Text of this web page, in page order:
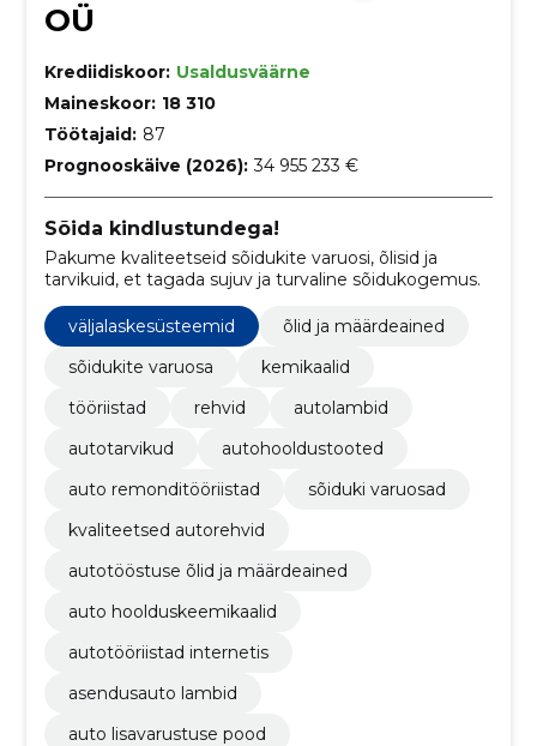
OÜ
Krediidiskoor: Usaldusväärne
Maineskoor: 18 310
Töötajaid: 87
Prognooskäive (2026): 34 955 233 €
Sõida kindlustundega!
Pakume kvaliteetseid sõidukite varuosi, õlisid ja
tarvikuid, et tagada sujuv ja turvaline sõidukogemus.
väljalaskesüsteemid
õlid ja määrdeained
sõidukite varuosa
kemikaalid
tööriistad
rehvid
autolambid
autotarvikud
autohooldustooted
auto remonditööriistad
sõiduki varuosad
kvaliteetsed autorehvid
autotööstuse õlid ja määrdeained
auto hoolduskeemikaalid
autotööriistad internetis
asendusauto lambid
auto lisavarustuse pood